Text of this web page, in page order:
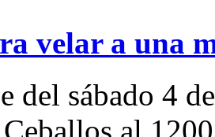
velar a una
del sábado 4
al